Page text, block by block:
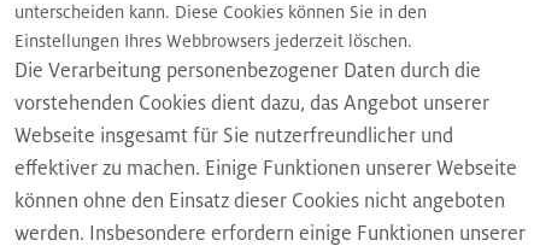
unterscheiden kann. Diese Cookies können Sie in den
Einstellungen Ihres Webbrowsers jederzeit löschen.
Die Verarbeitung personenbezogener Daten durch die
vorstehenden Cookies dient dazu, das Angebot unserer
Webseite insgesamt für Sie nutzerfreundlicher und
effektiver zu machen. Einige Funktionen unserer Webseite
können ohne den Einsatz dieser Cookies nicht angeboten
werden. Insbesondere erfordern einige Funktionen unserer